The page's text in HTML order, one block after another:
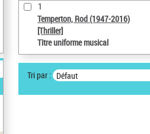
1
Temperton, Rod (1947-2016)
[Thriller]
Titre uniforme musical
Tri par : Défaut